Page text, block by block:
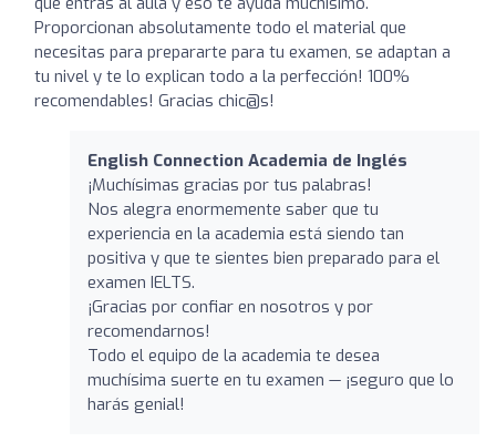
Proporcionan absolutamente todo el material que
necesitas para prepararte para tu examen, se adaptan a
tu nivel y te lo explican todo a la perfección! 100%
recomendables! Gracias chic@s!
English Connection Academia de Inglés
¡Muchísimas gracias por tus palabras!
Nos alegra enormemente saber que tu
experiencia en la academia está siendo tan
positiva y que te sientes bien preparado para el
examen IELTS.
¡Gracias por confiar en nosotros y por
recomendarnos!
Todo el equipo de la academia te desea
muchísima suerte en tu examen — ¡seguro que lo
harás genial!